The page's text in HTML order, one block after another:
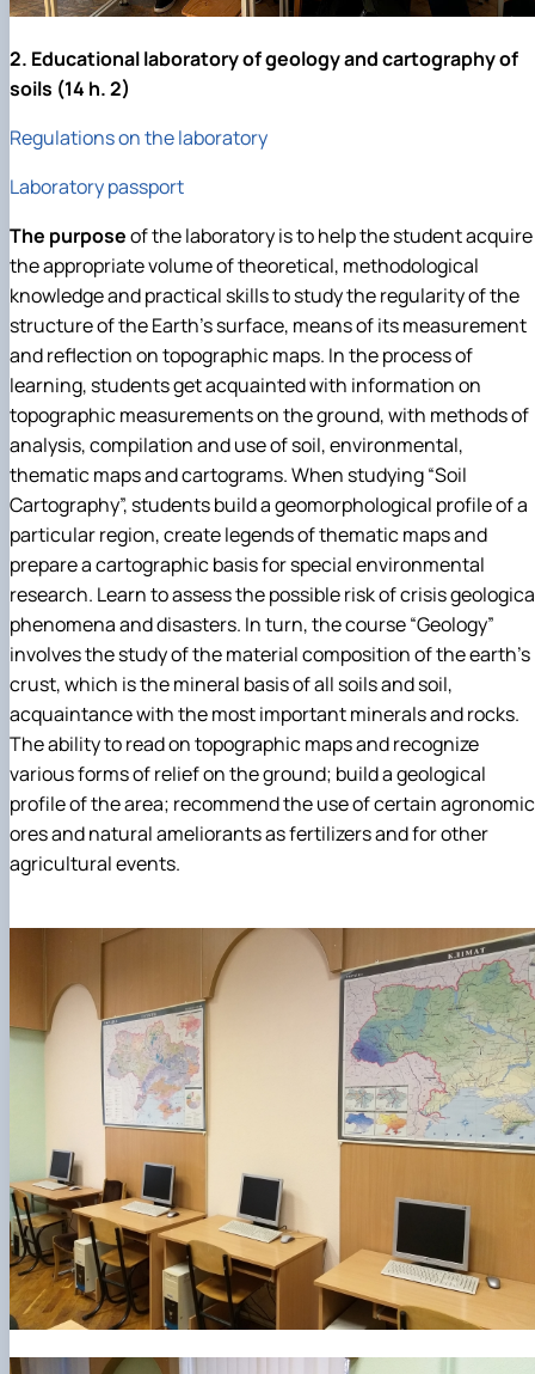
2. Educational laboratory of geology and cartography of
soils (14 h. 2)
Regulations on the laboratory
Laboratory passport
The purposeof the laboratory is to help the student acquire
the appropriate volume of theoretical, methodological
knowledge and practical skills to study the regularity of the
structure of the Earth's surface, means of its measurement
and reflection on topographic maps. In the process of
learning, students get acquainted with information on
topographic measurements on the ground, with methods of
analysis, compilation and use of soil, environmental,
thematic maps and cartograms. When studying “Soil
Cartography”, students build a geomorphological profile of a
particular region, create legends of thematic maps and
prepare a cartographic basis for special environmental
research. Learn to assess the possible risk of crisis
phenomena and disasters. In turn, the course “Geology”
involves the study of the material composition of the earth’s
crust, which is the mineral basis of all soils and soil,
acquaintance with the most important minerals and rocks.
The ability to read on topographic maps and recognize
various forms of relief on the ground; build a geological
profile of the area; recommend the use of certain agronomic
ores and natural ameliorants as fertilizers and for other
agricultural events.